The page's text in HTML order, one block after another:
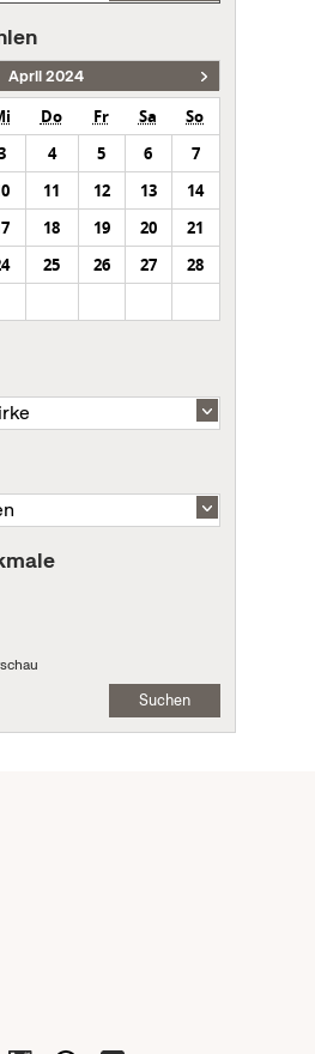
April 2024
Do Fr Sa
So
4 5 6
7
11 12 13
14
18 19 20
21
25 26 27
28
Suchen